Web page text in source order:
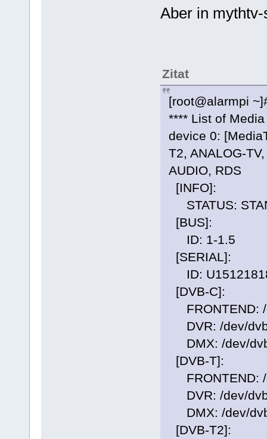
Aber in
Zitat
[root@alarmpi
**** List of
device 0:
T2, ANALOG-
AUDIO, RDS
[INFO]:
STATUS:
[BUS]:
ID: 1-1.5
[SERIAL]:
ID:
[DVB-C]:
FRONTEND: /
DVR: /dev/
DMX: /dev/
[DVB-T]:
FRONTEND: /
DVR: /dev/
DMX: /dev/
[DVB-T2]: